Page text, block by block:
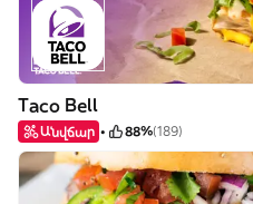
Taco Bell
Անվճար 88%(189)